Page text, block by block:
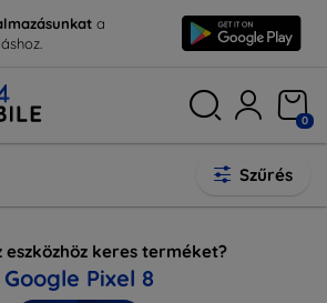
a
0
Szűrés
eszközhöz keres terméket?
Google Pixel 8